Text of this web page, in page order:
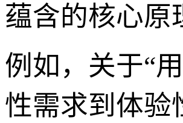
蕴含的核心原
例如，关于“
性需求到体验